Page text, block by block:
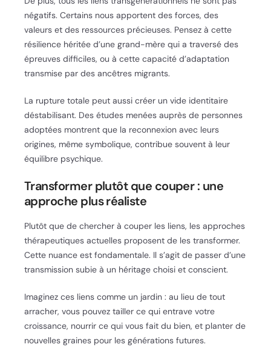
négatifs. Certains nous apportent des forces, des
valeurs et des ressources précieuses. Pensez à cette
résilience héritée d’une grand-mère qui a traversé des
épreuves difficiles, ou à cette capacité d’adaptation
transmise par des ancêtres migrants.
La rupture totale peut aussi créer un vide identitaire
déstabilisant. Des études menées auprès de personnes
adoptées montrent que la reconnexion avec leurs
origines, même symbolique, contribue souvent à leur
équilibre psychique.
Transformer plutôt que couper : une
approche plus réaliste
Plutôt que de chercher à couper les liens, les approches
thérapeutiques actuelles proposent de les transformer.
Cette nuance est fondamentale. Il s’agit de passer d’une
transmission subie à un héritage choisi et conscient.
Imaginez ces liens comme un jardin : au lieu de tout
arracher, vous pouvez tailler ce qui entrave votre
croissance, nourrir ce qui vous fait du bien, et planter de
nouvelles graines pour les générations futures.